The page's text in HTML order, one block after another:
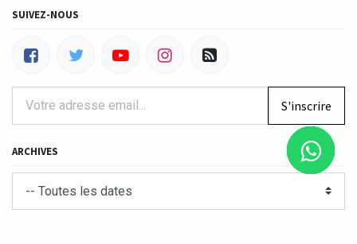
SUIVEZ-NOUS
S'inscrire
ARCHIVES